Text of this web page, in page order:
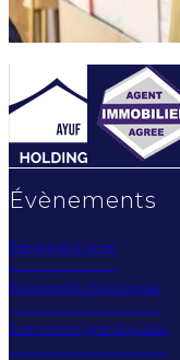
Évènements
Évènement privé
Évènement d'entreprise
Évènement grand public